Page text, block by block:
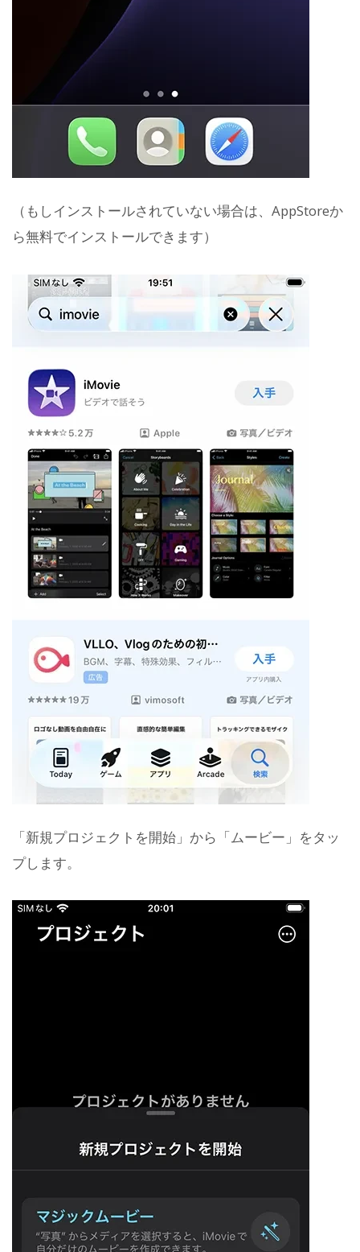
（もしインストールされていない場合は、AppStoreか
ら無料でインストールできます）
「新規プロジェクトを開始」から「ムービー」をタッ
プします。